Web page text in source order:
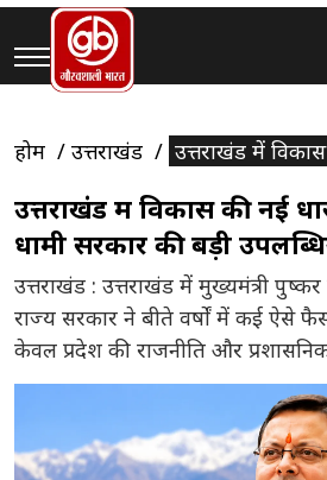
होम उत्तराखंड उत्तराखंड में
उत्तराखंड में विकास की नई
धामी सरकार की बड़ी
उत्तराखंड : उत्तराखंड में मुख्यमंत्री
राज्य सरकार ने बीते वर्षों में कई ऐसे
केवल प्रदेश की राजनीति और
दी है, बल्कि सामाजिक और आर्थिक
की नींव रखी है। धामी सरकार की